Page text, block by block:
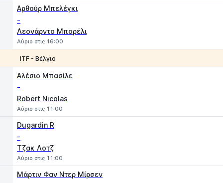
Αρθούρ Μπελέγκι
-
Λεονάρντο Μπορέλι
Αύριο στις 16:00
ITF - Βέλγιο
Αλέσιο Μπασίλε
-
Robert Nicolas
Αύριο στις 11:00
Dugardin R
-
Τζακ Λοτζ
Αύριο στις 11:00
Μάρτιν Φαν Ντερ Μίρσεν